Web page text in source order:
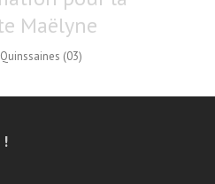
Maëlyne
Quinssaines (03)
!